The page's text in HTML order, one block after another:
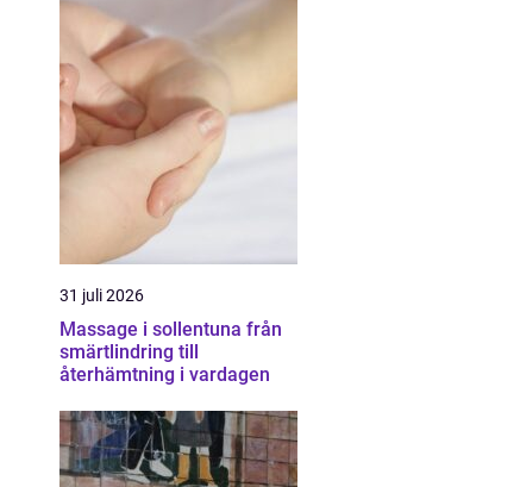
31 juli 2026
Massage i sollentuna från
smärtlindring till
återhämtning i vardagen